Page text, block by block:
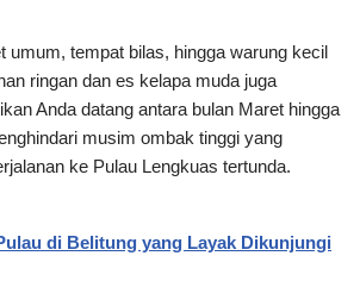
umum, tempat bilas, hingga warung kecil
ringan dan es kelapa muda juga
Anda datang antara bulan Maret hingga
musim ombak tinggi yang
ke Pulau Lengkuas tertunda.
di Belitung yang Layak Dikunjungi